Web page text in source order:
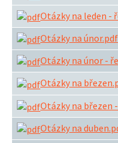
Otázky na leden -
Otázky na únor.pdf
Otázky na únor -
Otázky na
Otázky na březen
Otázky na